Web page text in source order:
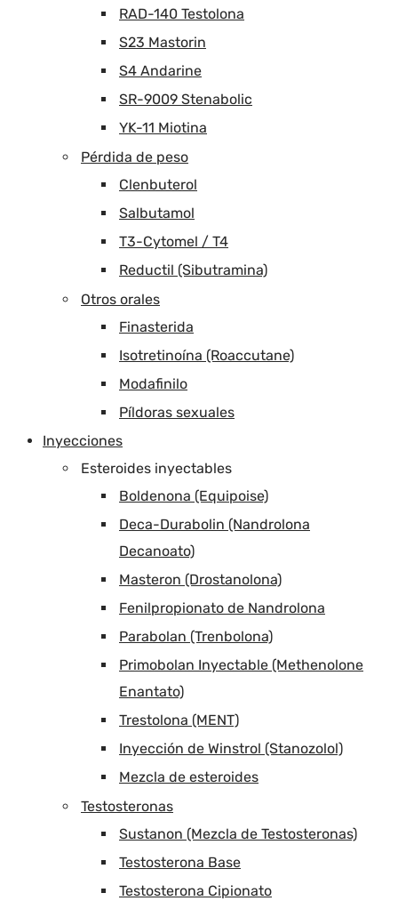
RAD-140 Testolona
S23 Mastorin
S4 Andarine
SR-9009 Stenabolic
YK-11 Miotina
Pérdida de peso
Clenbuterol
Salbutamol
T3-Cytomel / T4
Reductil (Sibutramina)
Otros orales
Finasterida
Isotretinoína (Roaccutane)
Modafinilo
Píldoras sexuales
Inyecciones
Esteroides inyectables
Boldenona (Equipoise)
Deca-Durabolin (Nandrolona
Decanoato)
Masteron (Drostanolona)
Fenilpropionato de Nandrolona
Parabolan (Trenbolona)
Primobolan Inyectable (Methenolone
Enantato)
Trestolona (MENT)
Inyección de Winstrol (Stanozolol)
Mezcla de esteroides
Testosteronas
Sustanon (Mezcla de Testosteronas)
Testosterona Base
Testosterona Cipionato